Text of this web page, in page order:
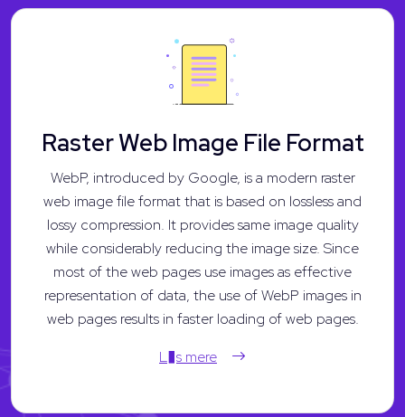
Raster Web Image File Format
WebP, introduced by Google, is a modern raster
web image file format that is based on lossless and
lossy compression. It provides same image quality
while considerably reducing the image size. Since
most of the web pages use images as effective
representation of data, the use of WebP images in
web pages results in faster loading of web pages.
L�s mere